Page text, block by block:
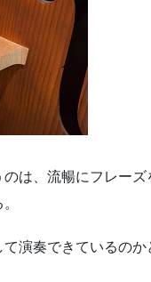
は、流暢にフレー
演奏できているのか